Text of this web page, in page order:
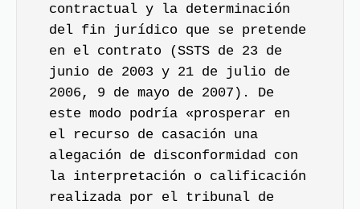
contractual y la determinación
del fin jurídico que se pretende
en el contrato (SSTS de 23 de
junio de 2003 y 21 de julio de
2006, 9 de mayo de 2007). De
este modo podría «prosperar en
el recurso de casación una
alegación de disconformidad con
la interpretación o calificación
realizada por el tribunal de